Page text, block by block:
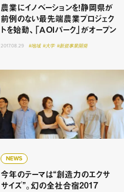
農業にイノベーションを！静岡県が
前例のない最先端農業プロジェク
トを始動、「ＡＯＩパーク」がオープン
2017.08.29 #地域 #大学 #新規事業開発
NEWS
今年のテーマは“創造力のエクサ
サイズ”。幻の全社合宿2017